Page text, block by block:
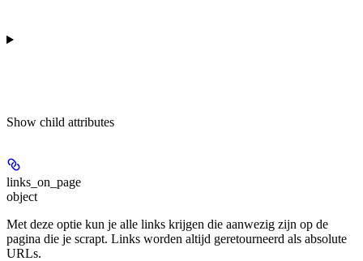
Show child attributes
links_on_page
object
Met deze optie kun je alle links krijgen die aanwezig zijn op de
pagina die je scrapt. Links worden altijd geretourneerd als absolute
URLs.